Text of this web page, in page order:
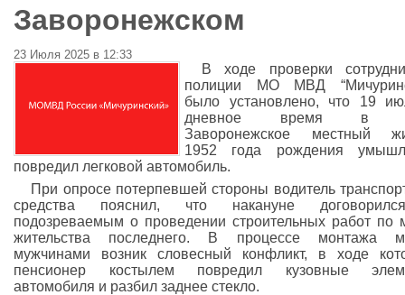
Заворонежском
23 Июля 2025 в 12:33
В ходе проверки
полиции МО МВД
было установлено, что 19
дневное время в
Заворонежское местный
1952 года рождения
повредил легковой автомобиль.
При опросе потерпевшей стороны водитель
средства пояснил, что накануне
подозреваемым о проведении строительных работ по
жительства последнего. В процессе монтажа
мужчинами возник словесный конфликт, в ходе
пенсионер костылем повредил кузовные
автомобиля и разбил заднее стекло.